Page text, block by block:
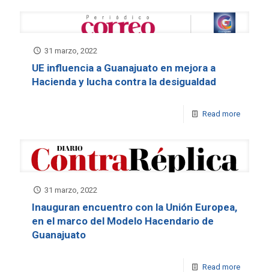
31 marzo, 2022
UE influencia a Guanajuato en mejora a
Hacienda y lucha contra la desigualdad
Read more
31 marzo, 2022
Inauguran encuentro con la Unión Europea,
en el marco del Modelo Hacendario de
Guanajuato
Read more